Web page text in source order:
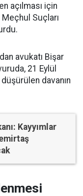
açılması için
Suçları
avukatı Bişar
21 Eylül
davanın
Kayyımlar